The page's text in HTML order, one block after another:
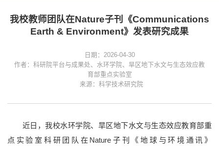
历任领导 历史沿革
我校教师团队在Nature子刊《Communications
Earth & Environment》发表研究成果
日期：2026-04-30
作者：科研院平台与成果处、水环学院、旱区地下水文与生态效应教
育部重点实验室
来源：科学技术研究院
近日，我校水环学院、旱区地下水文与生态效应教育部重
点实验室科研团队在Nature子刊《地球与环境通讯》